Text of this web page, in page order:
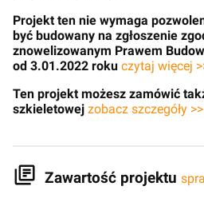
Projekt ten nie wymaga
być budowany na zgłoszenie
znowelizowanym Prawem
od 3.01.2022 roku czytaj więcej
Ten projekt możesz zamówić
szkieletowej zobacz szczegóły >>
Zawartość projektu